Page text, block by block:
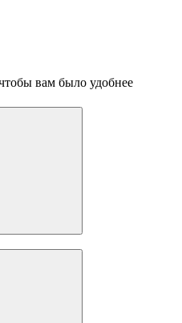
вам было удобнее